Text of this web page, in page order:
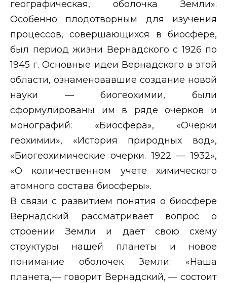
географическая, оболочка Земли».
Особенно плодотворным для изучения
процессов, совершающихся в биосфере,
был период жизни Вернадского с 1926 по
1945 г. Основные идеи Вернадского в этой
области, ознаменовавшие создание новой
науки — биогеохимии, были
сформулированы им в ряде очерков и
монографий: «Биосфера», «Очерки
геохимии», «История природных вод»,
«Биогеохимические очерки. 1922 — 1932»,
«О количественном учете химического
атомного состава биосферы».
В связи с развитием понятия о биосфере
Вернадский рассматривает вопрос о
строении Земли и дает свою схему
структуры нашей планеты и новое
понимание оболочек Земли: «Наша
планета,— говорит Вернадский, — состоит